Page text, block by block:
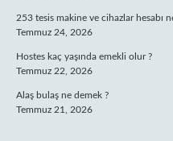
253 tesis makine ve cihazlar hesabı
Temmuz 24, 2026
Hostes kaç yaşında emekli olur ?
Temmuz 22, 2026
Alaş bulaş ne demek ?
Temmuz 21, 2026